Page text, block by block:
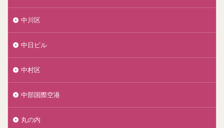
中川区
中日ビル
中村区
中部国際空港
丸の内